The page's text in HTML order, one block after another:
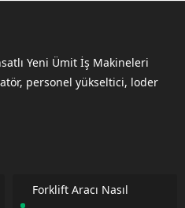
Yeni Ümit İş Makineleri
personel yükseltici, loder
Forklift Aracı Nasıl